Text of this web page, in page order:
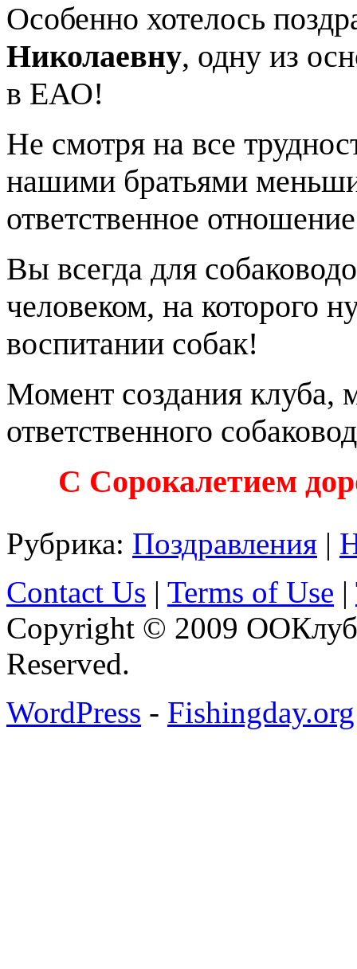
Особенно хотелось
Николаевну, одну из
в ЕАО!
Не смотря на все
нашими братьями
ответственное
Вы всегда для
человеком, на которого
воспитании собак!
Момент создания клуба,
ответственного
С Сорокалетием
Рубрика: Поздравления |
Contact Us | Terms of Use |
Copyright © 2009
Reserved.
WordPress - Fishingday.org